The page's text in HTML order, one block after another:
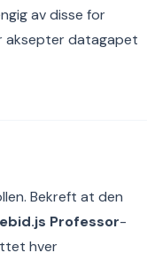
av disse for
aksepter datagapet
Bekreft at den
Professor-
hver